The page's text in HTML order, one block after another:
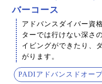
バーコース
アドバンスダイバー資
ターでは行けない深さ
イビングができたり、
がります。
PADIアドバンスドオー